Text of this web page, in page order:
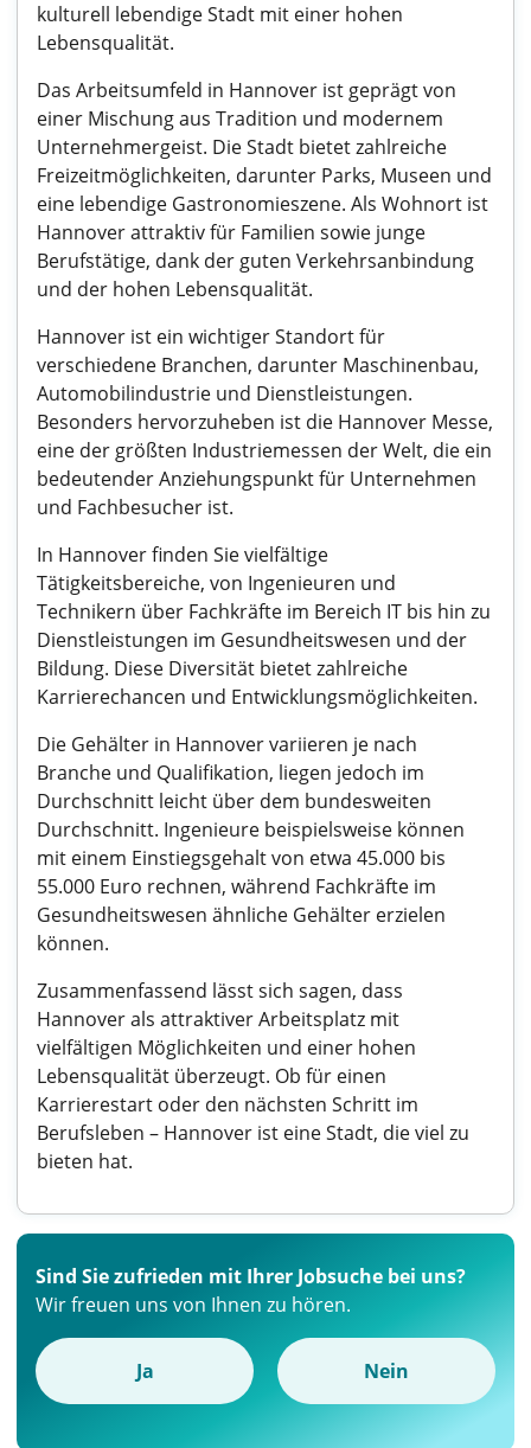
kulturell lebendige Stadt mit einer hohen
Lebensqualität.
Das Arbeitsumfeld in Hannover ist geprägt von
einer Mischung aus Tradition und modernem
Unternehmergeist. Die Stadt bietet zahlreiche
Freizeitmöglichkeiten, darunter Parks, Museen und
eine lebendige Gastronomieszene. Als Wohnort ist
Hannover attraktiv für Familien sowie junge
Berufstätige, dank der guten Verkehrsanbindung
und der hohen Lebensqualität.
Hannover ist ein wichtiger Standort für
verschiedene Branchen, darunter Maschinenbau,
Automobilindustrie und Dienstleistungen.
Besonders hervorzuheben ist die Hannover Messe,
eine der größten Industriemessen der Welt, die ein
bedeutender Anziehungspunkt für Unternehmen
und Fachbesucher ist.
In Hannover finden Sie vielfältige
Tätigkeitsbereiche, von Ingenieuren und
Technikern über Fachkräfte im Bereich IT bis hin zu
Dienstleistungen im Gesundheitswesen und der
Bildung. Diese Diversität bietet zahlreiche
Karrierechancen und Entwicklungsmöglichkeiten.
Die Gehälter in Hannover variieren je nach
Branche und Qualifikation, liegen jedoch im
Durchschnitt leicht über dem bundesweiten
Durchschnitt. Ingenieure beispielsweise können
mit einem Einstiegsgehalt von etwa 45.000 bis
55.000 Euro rechnen, während Fachkräfte im
Gesundheitswesen ähnliche Gehälter erzielen
können.
Zusammenfassend lässt sich sagen, dass
Hannover als attraktiver Arbeitsplatz mit
vielfältigen Möglichkeiten und einer hohen
Lebensqualität überzeugt. Ob für einen
Karrierestart oder den nächsten Schritt im
Berufsleben – Hannover ist eine Stadt, die viel zu
bieten hat.
Sind Sie zufrieden mit Ihrer Jobsuche bei uns?
Wir freuen uns von Ihnen zu hören.
Ja Nein